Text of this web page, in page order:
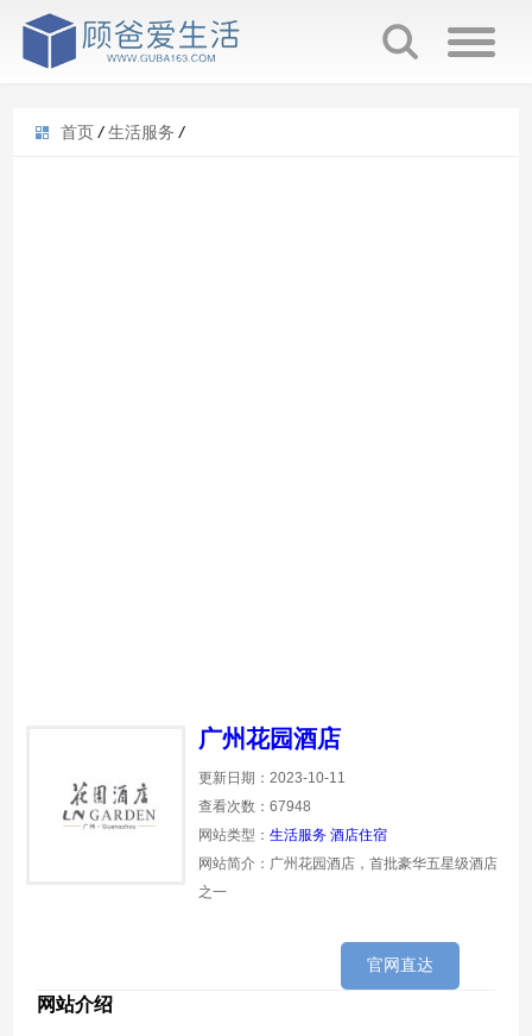
首页 / 生活服务 /
广州花园酒店
更新日期：2023-10-11
查看次数：67948
网站类型：生活服务 酒店住宿
网站简介：广州花园酒店，首批豪华五星级酒店
之一
官网直达
网站介绍